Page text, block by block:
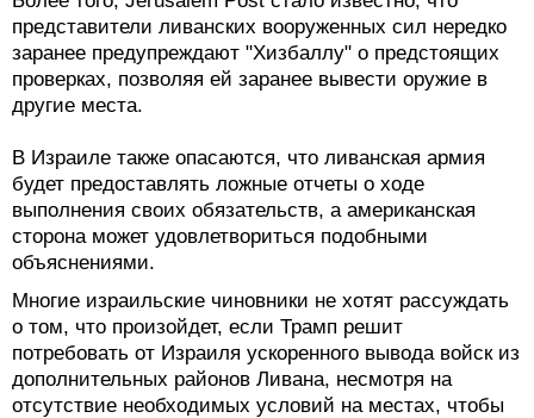
представители ливанских вооруженных сил нередко
заранее предупреждают "Хизбаллу" о предстоящих
проверках, позволяя ей заранее вывести оружие в
другие места.
В Израиле также опасаются, что ливанская армия
будет предоставлять ложные отчеты о ходе
выполнения своих обязательств, а американская
сторона может удовлетвориться подобными
объяснениями.
Многие израильские чиновники не хотят рассуждать
о том, что произойдет, если Трамп решит
потребовать от Израиля ускоренного вывода войск из
дополнительных районов Ливана, несмотря на
отсутствие необходимых условий на местах, чтобы